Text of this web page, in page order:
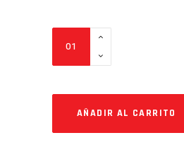
CLASSIC200
QUINQUI
Cantidad
AÑADIR AL CARRITO